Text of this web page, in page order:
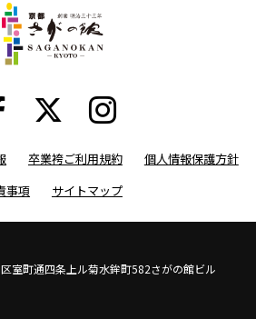
卒業袴ご利用規約
個人情報保護方針
事項
サイトマップ
室町通四条上ル菊水鉾町582さがの館ビル